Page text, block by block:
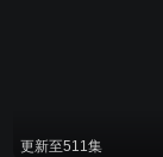
更新至511集